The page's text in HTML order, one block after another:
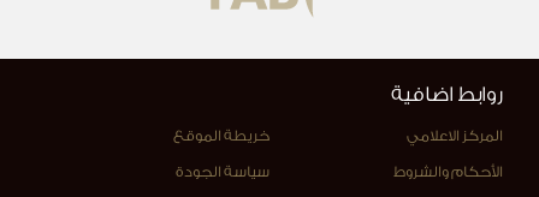
روابط اضافية
المركز الاعلامي خريطة الموقع
الأحكام والشروط سياسة الجودة